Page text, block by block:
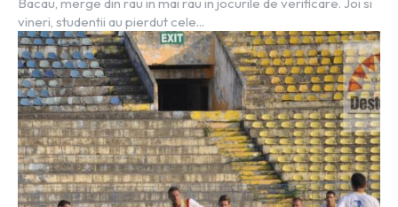
vineri, studentii au pierdut cele...